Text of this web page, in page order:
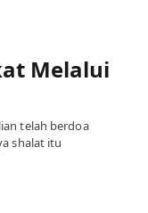
Melalui
telah berdoa
shalat itu